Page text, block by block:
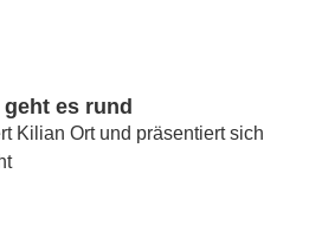
es rund
Kilian Ort und präsentiert sich